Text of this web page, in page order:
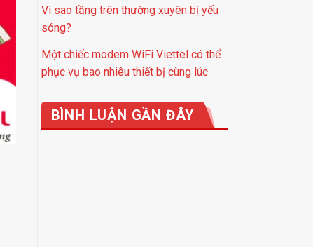
Vì sao tầng trên thường xuyên bị yếu
sóng?
Một chiếc modem WiFi Viettel có thể
phục vụ bao nhiêu thiết bị cùng lúc
BÌNH LUẬN GẦN ĐÂY